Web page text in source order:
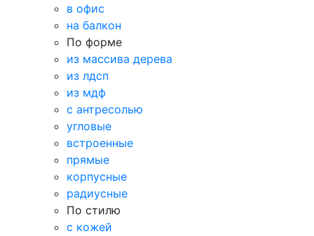
в офис
на балкон
По форме
из массива дерева
из лдсп
из мдф
с антресолью
угловые
встроенные
прямые
корпусные
радиусные
По стилю
с кожей